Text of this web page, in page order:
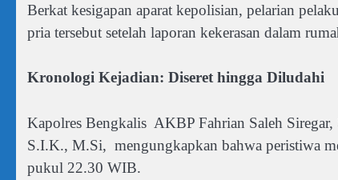
Berkat kesigapan aparat kepolisian, pelarian
pria tersebut setelah laporan kekerasan dalam
Kronologi Kejadian: Diseret hingga Diludahi
Kapolres Bengkalis AKBP Fahrian Saleh
S.I.K., M.Si, mengungkapkan bahwa peristiwa
pukul 22.30 WIB.